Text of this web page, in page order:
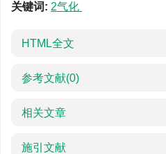
关键词: 2气化
HTML全文
参考文献(0)
相关文章
施引文献